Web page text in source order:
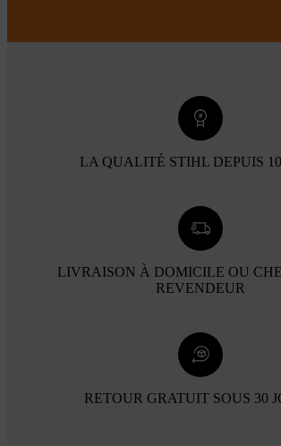
LA QUALITÉ STIHL DEPUIS
LIVRAISON À DOMICILE OU
REVENDEUR
RETOUR GRATUIT SOUS 30